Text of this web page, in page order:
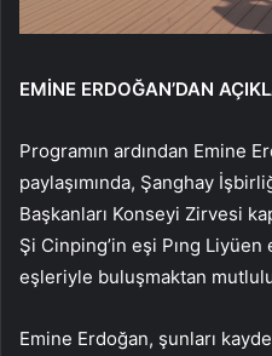
EMİNE ERDOĞAN’DAN
Programın ardından Emine
paylaşımında, Şanghay
Başkanları Konseyi Zirvesi
Şi Cinping’in eşi Pıng
eşleriyle buluşmaktan
Emine Erdoğan, şunları